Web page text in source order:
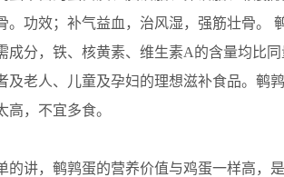
。功效；补气益血，治风湿，强筋壮骨。
成分，铁、核黄素、维生素A的含量均比
及老人、儿童及孕妇的理想滋补食品。鹌
高，不宜多食。
讲，鹌鹑蛋的营养价值与鸡蛋一样高，